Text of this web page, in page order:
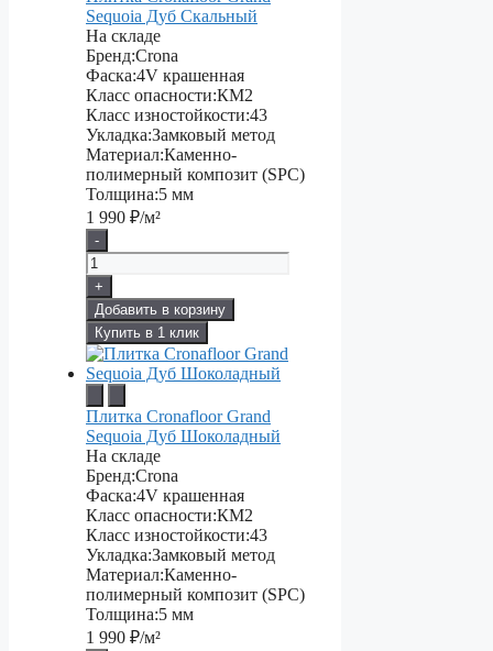
Sequoia Дуб Скальный
На складе
Бренд:Crona
Фаска:4V крашенная
Класс опасности:КМ2
Класс изностойкости:43
Укладка:Замковый метод
Материал:Каменно-
полимерный композит (SPC)
Толщина:5 мм
1 990 ₽/м²
-
+
Добавить в корзину
Купить в 1 клик
Плитка Cronafloor Grand
Sequoia Дуб Шоколадный
На складе
Бренд:Crona
Фаска:4V крашенная
Класс опасности:КМ2
Класс изностойкости:43
Укладка:Замковый метод
Материал:Каменно-
полимерный композит (SPC)
Толщина:5 мм
1 990 ₽/м²